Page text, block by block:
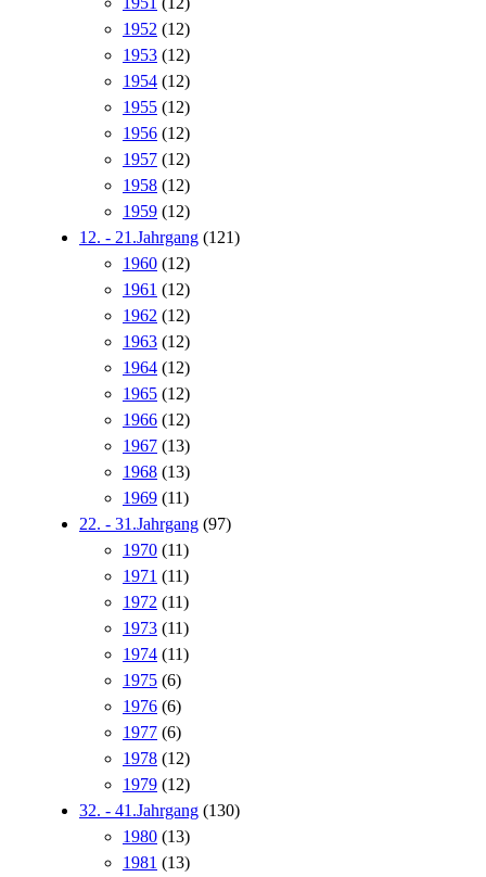
1952 (12)
1953 (12)
1954 (12)
1955 (12)
1956 (12)
1957 (12)
1958 (12)
1959 (12)
12. - 21.Jahrgang (121)
1960 (12)
1961 (12)
1962 (12)
1963 (12)
1964 (12)
1965 (12)
1966 (12)
1967 (13)
1968 (13)
1969 (11)
22. - 31.Jahrgang (97)
1970 (11)
1971 (11)
1972 (11)
1973 (11)
1974 (11)
1975 (6)
1976 (6)
1977 (6)
1978 (12)
1979 (12)
32. - 41.Jahrgang (130)
1980 (13)
1981 (13)